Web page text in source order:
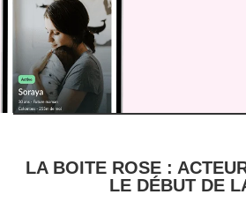
LA BOITE ROSE :
LE DÉBUT DE